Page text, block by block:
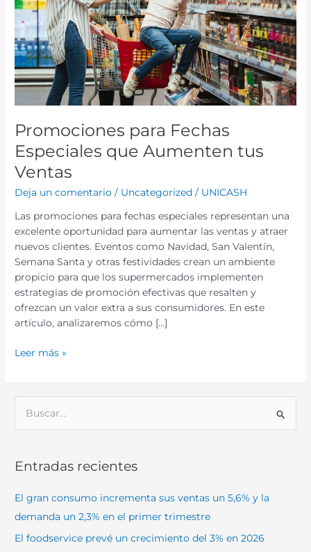
Promociones para Fechas
Especiales que Aumenten tus
Ventas
Deja un comentario / Uncategorized / UNICASH
Las promociones para fechas especiales representan una
excelente oportunidad para aumentar las ventas y atraer
nuevos clientes. Eventos como Navidad, San Valentín,
Semana Santa y otras festividades crean un ambiente
propicio para que los supermercados implementen
estrategias de promoción efectivas que resalten y
ofrezcan un valor extra a sus consumidores. En este
artículo, analizaremos cómo […]
Ventas
Leer más »
c
Entradas recientes
El gran consumo incrementa sus ventas un 5,6% y la
demanda un 2,3% en el primer trimestre
El foodservice prevé un crecimiento del 3% en 2026